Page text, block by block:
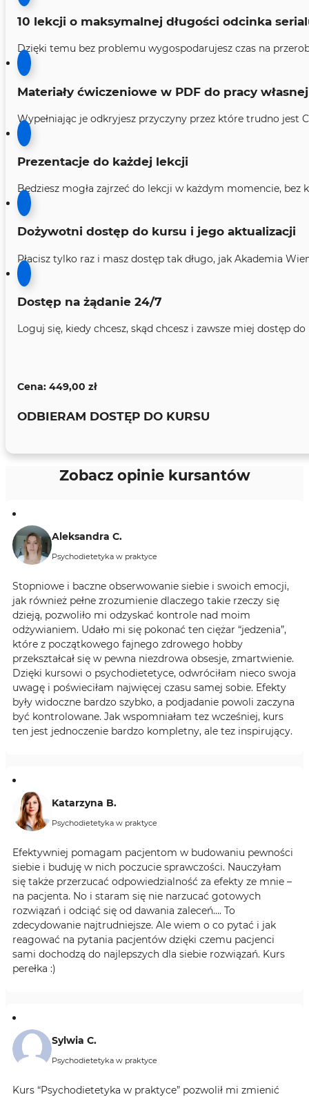
10 lekcji o maksymalnej długości odcinka
Dzięki temu bez problemu wygospodarujesz czas na
Materiały ćwiczeniowe w PDF do pracy własnej
Wypełniając je odkryjesz przyczyny przez które trudno jest
Prezentacje do każdej lekcji
Będziesz mogła zajrzeć do lekcji w każdym momencie, bez
Dożywotni dostęp do kursu i jego aktualizacji
​Płacisz tylko raz i masz dostęp tak długo, jak Akademia
Dostęp na żądanie 24/7
​Loguj się, kiedy chcesz, skąd chcesz i zawsze miej dostęp
Cena: 449,00 zł
ODBIERAM DOSTĘP DO KURSU
Zobacz opinie kursantów
Aleksandra C.
Psychodietetyka w praktyce
Stopniowe i baczne obserwowanie siebie i swoich emocji,
jak również pełne zrozumienie dlaczego takie rzeczy się
dzieją, pozwoliło mi odzyskać kontrole nad moim
odżywianiem. Udało mi się pokonać ten ciężar “jedzenia”,
które z początkowego fajnego zdrowego hobby
przekształcał się w pewna niezdrowa obsesje, zmartwienie.
Dzięki kursowi o psychodietetyce, odwróciłam nieco swoja
uwagę i poświeciłam najwięcej czasu samej sobie. Efekty
były widoczne bardzo szybko, a podjadanie powoli zaczyna
być kontrolowane. Jak wspomniałam tez wcześniej, kurs
ten jest jednoczenie bardzo kompletny, ale tez inspirujący.
Katarzyna B.
Psychodietetyka w praktyce
Efektywniej pomagam pacjentom w budowaniu pewności
siebie i buduję w nich poczucie sprawczości. Nauczyłam
się także przerzucać odpowiedzialność za efekty ze mnie –
na pacjenta. No i staram się nie narzucać gotowych
rozwiązań i odciąć się od dawania zaleceń…. To
zdecydowanie najtrudniejsze. Ale wiem o co pytać i jak
reagować na pytania pacjentów dzięki czemu pacjenci
sami dochodzą do najlepszych dla siebie rozwiązań. Kurs
perełka :)
Sylwia C.
Psychodietetyka w praktyce
Kurs “Psychodietetyka w praktyce” pozwolił mi zmienić